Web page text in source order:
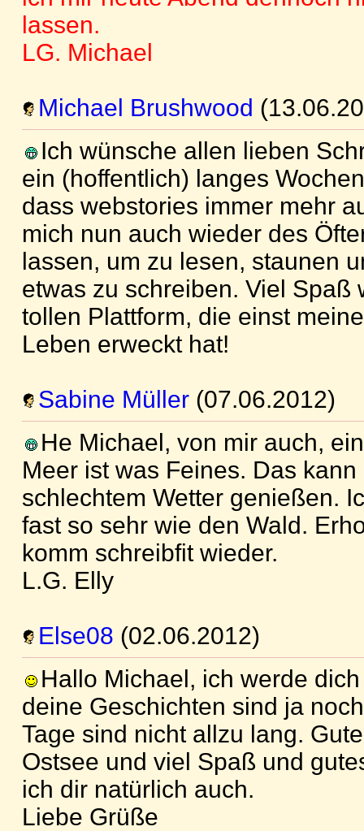
lassen.
LG. Michael
Michael Brushwood
Ich wünsche allen lieben
ein (hoffentlich) langes
dass webstories immer mehr
mich nun auch wieder des
lassen, um zu lesen, staunen
etwas zu schreiben. Viel Spaß
tollen Plattform, die einst
Leben erweckt hat!
Sabine Müller (07.06.2012)
He Michael, von mir auch,
Meer ist was Feines. Das
schlechtem Wetter genießen.
fast so sehr wie den Wald.
komm schreibfit wieder.
L.G. Elly
Else08 (02.06.2012)
Hallo Michael, ich werde
deine Geschichten sind ja
Tage sind nicht allzu lang.
Ostsee und viel Spaß und
ich dir natürlich auch.
Liebe Grüße